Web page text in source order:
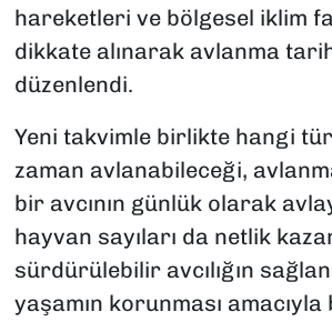
hareketleri ve bölgesel iklim
dikkate alınarak avlanma
düzenlendi.
Yeni takvimle birlikte hangi
zaman avlanabileceği,
bir avcının günlük olarak
hayvan sayıları da netlik
sürdürülebilir avcılığın
yaşamın korunması